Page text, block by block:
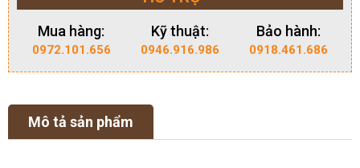
Mua hàng:
0972.101.656
Kỹ thuật:
0946.916.986
Bảo hành:
0918.461.686
Mô tả sản phẩm